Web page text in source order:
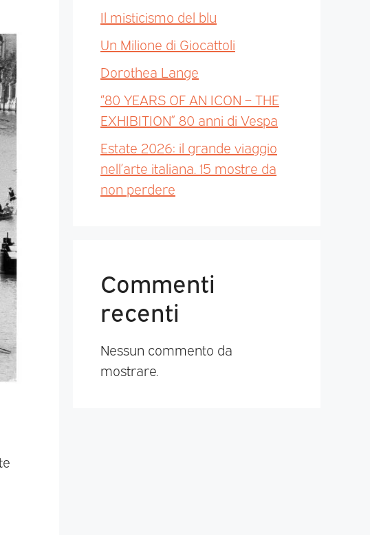
Il misticismo del blu
Un Milione di Giocattoli
Dorothea Lange
“80 YEARS OF AN ICON – THE
EXHIBITION” 80 anni di Vespa
Estate 2026: il grande viaggio
nell’arte italiana. 15 mostre da
non perdere
Commenti
recenti
Nessun commento da
mostrare.